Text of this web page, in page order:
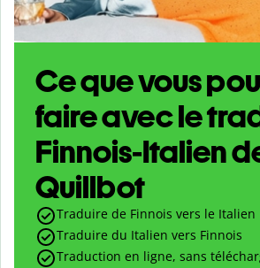
Ce que vous
faire avec le
Finnois-Italien
Quillbot
Traduire de Finnois vers le Italien
Traduire du Italien vers Finnois
Traduction en ligne, sans